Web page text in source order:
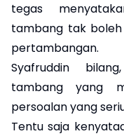
tegas
tambang tak
pertambangan.
Syafruddin
tambang yang
persoalan yang
Tentu saja